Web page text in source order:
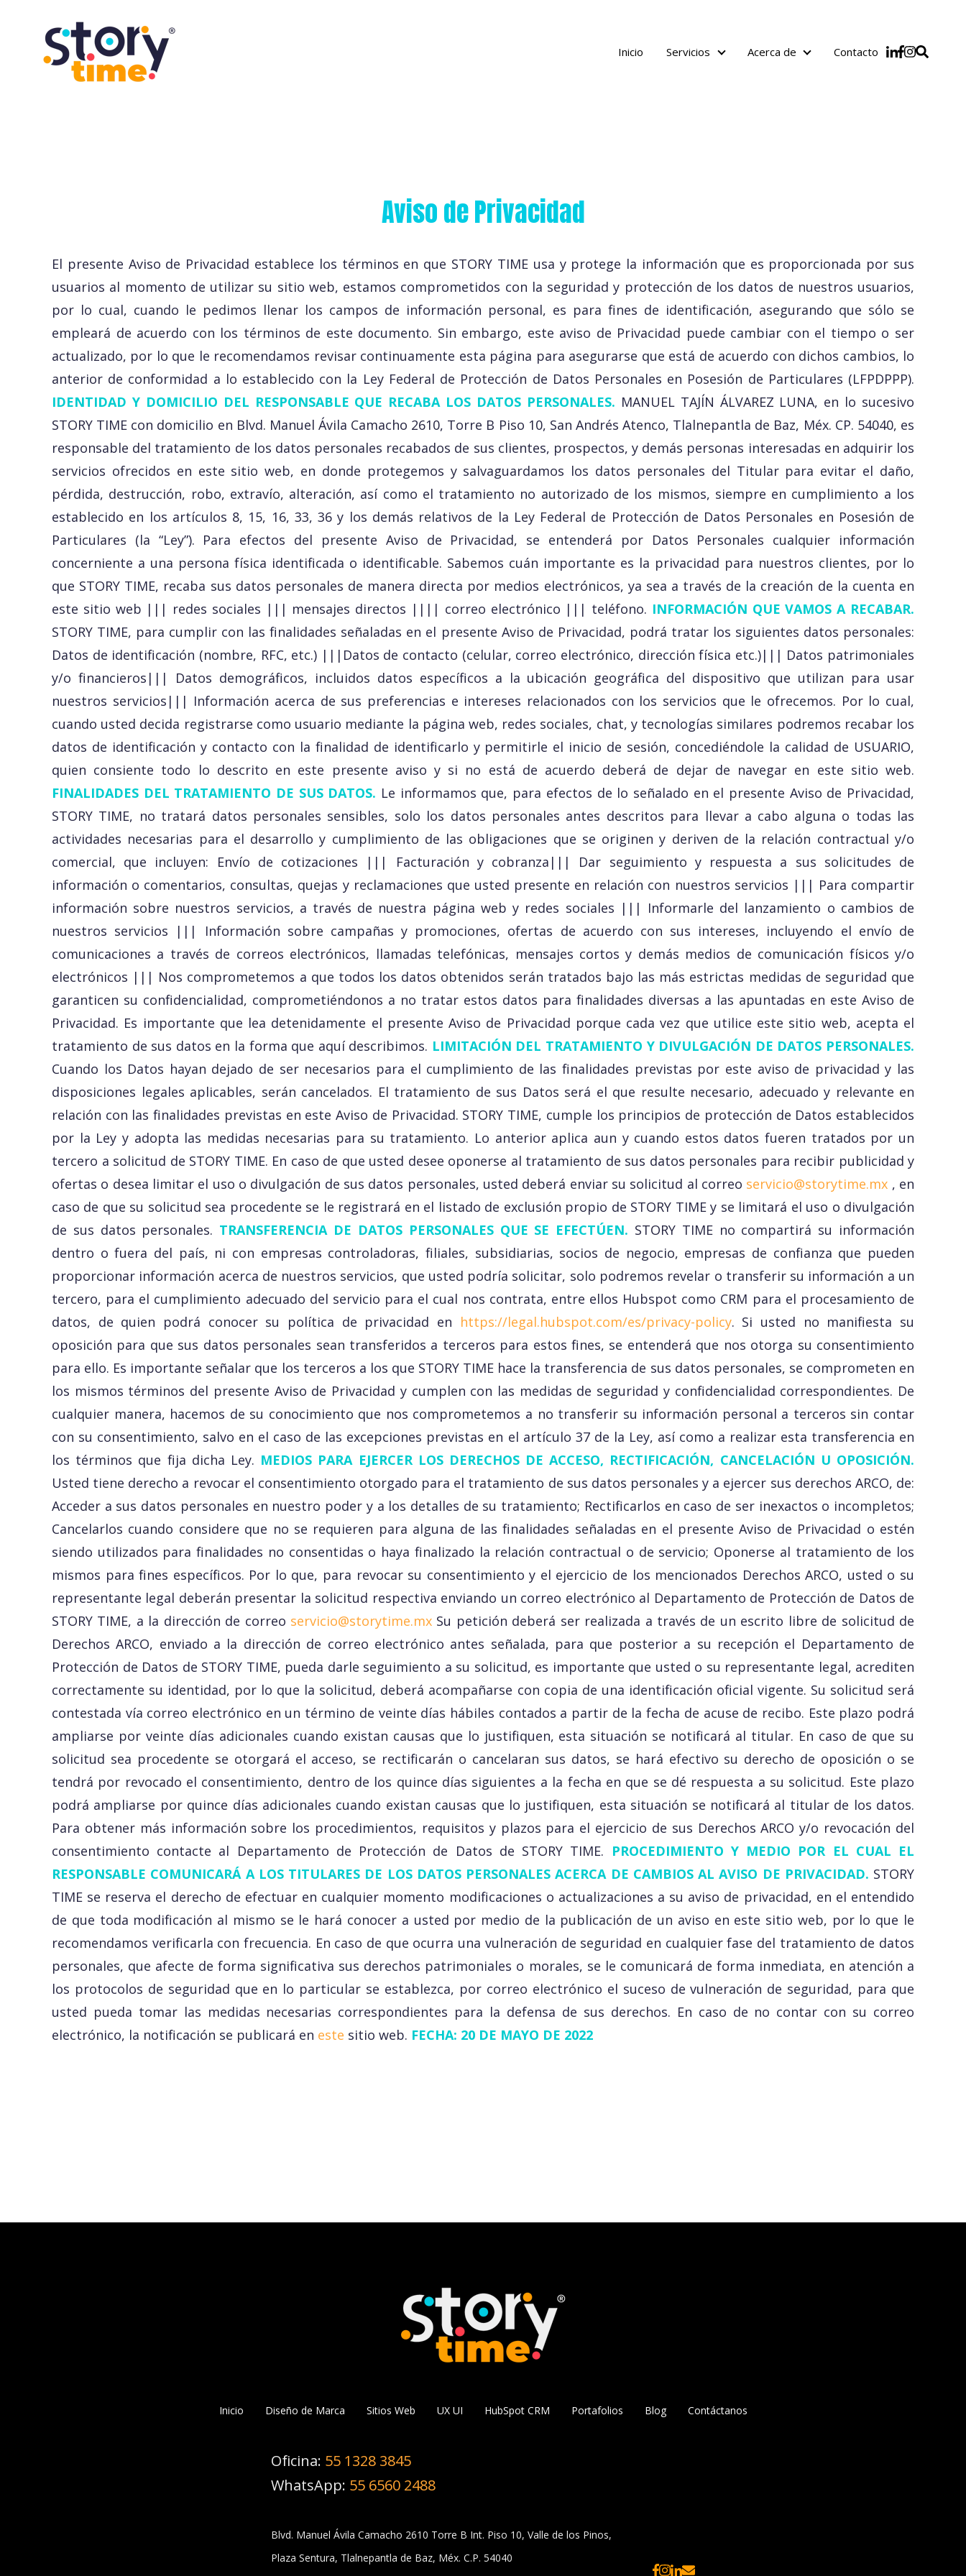
Inicio Servicios Acerca de Contacto
Aviso de Privacidad
El presente Aviso de Privacidad establece los términos en que STORY TIME usa y protege la información que es proporcionada por sus
usuarios al momento de utilizar su sitio web, estamos comprometidos con la seguridad y protección de los datos de nuestros usuarios,
por lo cual, cuando le pedimos llenar los campos de información personal, es para fines de identificación, asegurando que sólo se
empleará de acuerdo con los términos de este documento. Sin embargo, este aviso de Privacidad puede cambiar con el tiempo o ser
actualizado, por lo que le recomendamos revisar continuamente esta página para asegurarse que está de acuerdo con dichos cambios, lo
anterior de conformidad a lo establecido con la Ley Federal de Protección de Datos Personales en Posesión de Particulares (LFPDPPP).
IDENTIDAD Y DOMICILIO DEL RESPONSABLE QUE RECABA LOS DATOS PERSONALES. MANUEL TAJÍN ÁLVAREZ LUNA, en lo sucesivo
STORY TIME con domicilio en Blvd. Manuel Ávila Camacho 2610, Torre B Piso 10, San Andrés Atenco, Tlalnepantla de Baz, Méx. CP. 54040, es
responsable del tratamiento de los datos personales recabados de sus clientes, prospectos, y demás personas interesadas en adquirir los
servicios ofrecidos en este sitio web, en donde protegemos y salvaguardamos los datos personales del Titular para evitar el daño,
pérdida, destrucción, robo, extravío, alteración, así como el tratamiento no autorizado de los mismos, siempre en cumplimiento a los
establecido en los artículos 8, 15, 16, 33, 36 y los demás relativos de la Ley Federal de Protección de Datos Personales en Posesión de
Particulares (la “Ley”). Para efectos del presente Aviso de Privacidad, se entenderá por Datos Personales cualquier información
concerniente a una persona física identificada o identificable. Sabemos cuán importante es la privacidad para nuestros clientes, por lo
que STORY TIME, recaba sus datos personales de manera directa por medios electrónicos, ya sea a través de la creación de la cuenta en
este sitio web ||| redes sociales ||| mensajes directos |||| correo electrónico ||| teléfono. INFORMACIÓN QUE VAMOS A RECABAR.
STORY TIME, para cumplir con las finalidades señaladas en el presente Aviso de Privacidad, podrá tratar los siguientes datos personales:
Datos de identificación (nombre, RFC, etc.) |||Datos de contacto (celular, correo electrónico, dirección física etc.)||| Datos patrimoniales
y/o financieros||| Datos demográficos, incluidos datos específicos a la ubicación geográfica del dispositivo que utilizan para usar
nuestros servicios||| Información acerca de sus preferencias e intereses relacionados con los servicios que le ofrecemos. Por lo cual,
cuando usted decida registrarse como usuario mediante la página web, redes sociales, chat, y tecnologías similares podremos recabar los
datos de identificación y contacto con la finalidad de identificarlo y permitirle el inicio de sesión, concediéndole la calidad de USUARIO,
quien consiente todo lo descrito en este presente aviso y si no está de acuerdo deberá de dejar de navegar en este sitio web.
FINALIDADES DEL TRATAMIENTO DE SUS DATOS. Le informamos que, para efectos de lo señalado en el presente Aviso de Privacidad,
STORY TIME, no tratará datos personales sensibles, solo los datos personales antes descritos para llevar a cabo alguna o todas las
actividades necesarias para el desarrollo y cumplimiento de las obligaciones que se originen y deriven de la relación contractual y/o
comercial, que incluyen: Envío de cotizaciones ||| Facturación y cobranza||| Dar seguimiento y respuesta a sus solicitudes de
información o comentarios, consultas, quejas y reclamaciones que usted presente en relación con nuestros servicios ||| Para compartir
información sobre nuestros servicios, a través de nuestra página web y redes sociales ||| Informarle del lanzamiento o cambios de
nuestros servicios ||| Información sobre campañas y promociones, ofertas de acuerdo con sus intereses, incluyendo el envío de
comunicaciones a través de correos electrónicos, llamadas telefónicas, mensajes cortos y demás medios de comunicación físicos y/o
electrónicos ||| Nos comprometemos a que todos los datos obtenidos serán tratados bajo las más estrictas medidas de seguridad que
garanticen su confidencialidad, comprometiéndonos a no tratar estos datos para finalidades diversas a las apuntadas en este Aviso de
Privacidad. Es importante que lea detenidamente el presente Aviso de Privacidad porque cada vez que utilice este sitio web, acepta el
tratamiento de sus datos en la forma que aquí describimos. LIMITACIÓN DEL TRATAMIENTO Y DIVULGACIÓN DE DATOS PERSONALES.
Cuando los Datos hayan dejado de ser necesarios para el cumplimiento de las finalidades previstas por este aviso de privacidad y las
disposiciones legales aplicables, serán cancelados. El tratamiento de sus Datos será el que resulte necesario, adecuado y relevante en
relación con las finalidades previstas en este Aviso de Privacidad. STORY TIME, cumple los principios de protección de Datos establecidos
por la Ley y adopta las medidas necesarias para su tratamiento. Lo anterior aplica aun y cuando estos datos fueren tratados por un
tercero a solicitud de STORY TIME. En caso de que usted desee oponerse al tratamiento de sus datos personales para recibir publicidad y
ofertas o desea limitar el uso o divulgación de sus datos personales, usted deberá enviar su solicitud al correo servicio@storytime.mx , en
caso de que su solicitud sea procedente se le registrará en el listado de exclusión propio de STORY TIME y se limitará el uso o divulgación
de sus datos personales. TRANSFERENCIA DE DATOS PERSONALES QUE SE EFECTÚEN. STORY TIME no compartirá su información
dentro o fuera del país, ni con empresas controladoras, filiales, subsidiarias, socios de negocio, empresas de confianza que pueden
proporcionar información acerca de nuestros servicios, que usted podría solicitar, solo podremos revelar o transferir su información a un
tercero, para el cumplimiento adecuado del servicio para el cual nos contrata, entre ellos Hubspot como CRM para el procesamiento de
datos, de quien podrá conocer su política de privacidad en https://legal.hubspot.com/es/privacy-policy. Si usted no manifiesta su
oposición para que sus datos personales sean transferidos a terceros para estos fines, se entenderá que nos otorga su consentimiento
para ello. Es importante señalar que los terceros a los que STORY TIME hace la transferencia de sus datos personales, se comprometen en
los mismos términos del presente Aviso de Privacidad y cumplen con las medidas de seguridad y confidencialidad correspondientes. De
cualquier manera, hacemos de su conocimiento que nos comprometemos a no transferir su información personal a terceros sin contar
con su consentimiento, salvo en el caso de las excepciones previstas en el artículo 37 de la Ley, así como a realizar esta transferencia en
los términos que fija dicha Ley. MEDIOS PARA EJERCER LOS DERECHOS DE ACCESO, RECTIFICACIÓN, CANCELACIÓN U OPOSICIÓN.
Usted tiene derecho a revocar el consentimiento otorgado para el tratamiento de sus datos personales y a ejercer sus derechos ARCO, de:
Acceder a sus datos personales en nuestro poder y a los detalles de su tratamiento; Rectificarlos en caso de ser inexactos o incompletos;
Cancelarlos cuando considere que no se requieren para alguna de las finalidades señaladas en el presente Aviso de Privacidad o estén
siendo utilizados para finalidades no consentidas o haya finalizado la relación contractual o de servicio; Oponerse al tratamiento de los
mismos para fines específicos. Por lo que, para revocar su consentimiento y el ejercicio de los mencionados Derechos ARCO, usted o su
representante legal deberán presentar la solicitud respectiva enviando un correo electrónico al Departamento de Protección de Datos de
STORY TIME, a la dirección de correo servicio@storytime.mx Su petición deberá ser realizada a través de un escrito libre de solicitud de
Derechos ARCO, enviado a la dirección de correo electrónico antes señalada, para que posterior a su recepción el Departamento de
Protección de Datos de STORY TIME, pueda darle seguimiento a su solicitud, es importante que usted o su representante legal, acrediten
correctamente su identidad, por lo que la solicitud, deberá acompañarse con copia de una identificación oficial vigente. Su solicitud será
contestada vía correo electrónico en un término de veinte días hábiles contados a partir de la fecha de acuse de recibo. Este plazo podrá
ampliarse por veinte días adicionales cuando existan causas que lo justifiquen, esta situación se notificará al titular. En caso de que su
solicitud sea procedente se otorgará el acceso, se rectificarán o cancelaran sus datos, se hará efectivo su derecho de oposición o se
tendrá por revocado el consentimiento, dentro de los quince días siguientes a la fecha en que se dé respuesta a su solicitud. Este plazo
podrá ampliarse por quince días adicionales cuando existan causas que lo justifiquen, esta situación se notificará al titular de los datos.
Para obtener más información sobre los procedimientos, requisitos y plazos para el ejercicio de sus Derechos ARCO y/o revocación del
consentimiento contacte al Departamento de Protección de Datos de STORY TIME. PROCEDIMIENTO Y MEDIO POR EL CUAL EL
RESPONSABLE COMUNICARÁ A LOS TITULARES DE LOS DATOS PERSONALES ACERCA DE CAMBIOS AL AVISO DE PRIVACIDAD. STORY
TIME se reserva el derecho de efectuar en cualquier momento modificaciones o actualizaciones a su aviso de privacidad, en el entendido
de que toda modificación al mismo se le hará conocer a usted por medio de la publicación de un aviso en este sitio web, por lo que le
recomendamos verificarla con frecuencia. En caso de que ocurra una vulneración de seguridad en cualquier fase del tratamiento de datos
personales, que afecte de forma significativa sus derechos patrimoniales o morales, se le comunicará de forma inmediata, en atención a
los protocolos de seguridad que en lo particular se establezca, por correo electrónico el suceso de vulneración de seguridad, para que
usted pueda tomar las medidas necesarias correspondientes para la defensa de sus derechos. En caso de no contar con su correo
electrónico, la notificación se publicará en este sitio web. FECHA: 20 DE MAYO DE 2022
Inicio Diseño de Marca Sitios Web UX UI HubSpot CRM Portafolios Blog Contáctanos
Oficina: 55 1328 3845
WhatsApp: 55 6560 2488
Blvd. Manuel Ávila Camacho 2610 Torre B Int. Piso 10, Valle de los Pinos,
Plaza Sentura, Tlalnepantla de Baz, Méx. C.P. 54040